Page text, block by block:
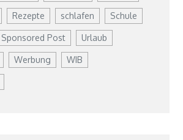
Rezepte schlafen Schule
Sponsored Post Urlaub
Werbung WIB